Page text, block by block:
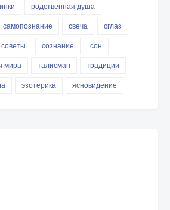
родственная душа
самопознание свеча
сглаз
советы сознание
сон
мира талисман
традиции
эзотерика ясновидение